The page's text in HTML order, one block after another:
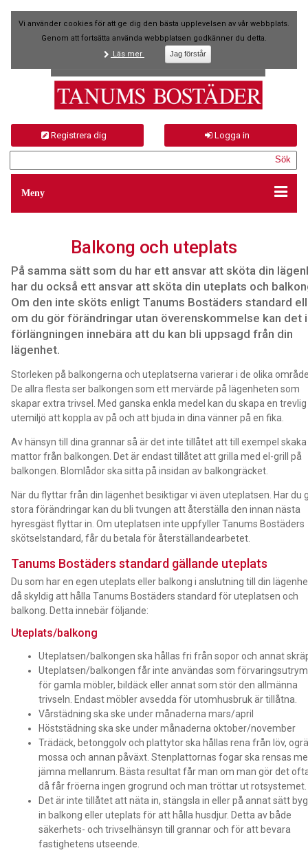
Vi använder cookies för att ge dig den bästa upplevelsen av vår webbplats.
Genom att fortsätta använda webbplatsen godkänner du detta.
Läs mer
Meny
Logga in
Registrera dig
Balkong och uteplats
På samma sätt som du har ett ansvar att sköta din
har du också ett ansvar att sköta din uteplats och
Om den inte sköts enligt Tanums Bostäders standard
om du gör förändringar utan överenskommelse kan det i
förlängningen innebära att du kan bli uppsagd från din
lägenhet.
Storleken på balkongerna och uteplatserna varierar i de olika
De allra flesta ser balkongen som ett mervärde på lägenheten som
skapar extra trivsel. Med ganska enkla medel kan du skapa en trevlig
utemiljö att koppla av på och att bjuda in dina vänner på en fika.
Av hänsyn till dina grannar så är det inte tillåtet att till exempel skaka
mattor från balkongen. Det är endast tillåtet att grilla med el-grill på
balkongen. Blomlådor ska sitta på insidan av balkongräcket.
När du flyttar från din lägenhet besiktigar vi även uteplatsen. Har du
stora förändringar kan du bli tvungen att återställa den innan nästa
hyresgäst flyttar in. Om uteplatsen inte uppfyller Tanums Bostäders
skötselstandard, får du betala för återställandearbetet.
Tanums Bostäders standard gällande uteplats
Du som har en egen uteplats eller balkong i anslutning till din
då skyldig att hålla Tanums Bostäders standard för uteplatsen och
balkong. Detta innebär följande:
Uteplats/balkong
Uteplatsen/balkongen ska hållas fri från sopor och annat
Uteplatsen/balkongen får inte användas som
för gamla möbler, bildäck eller annat som stör den allmänna
trivseln. Endast möbler avsedda för utomhusbruk är tillåtna.
Vårstädning ska ske under månaderna mars/april
Höststädning ska ske under månaderna oktober/november
Trädäck, betonggolv och plattytor ska hållas rena från löv,
mossa och annan påväxt. Stenplattornas fogar ska rensas
jämna mellanrum. Bästa resultat får man om man gör det
då får fröerna ingen grogrund och man tröttar ut rotsystemet.
Det är inte tillåtet att näta in, stängsla in eller på annat sätt
in balkong eller uteplats för att hålla husdjur. Detta av både
säkerhets- och trivselhänsyn till grannar och för att bevara
fastighetens utseende.